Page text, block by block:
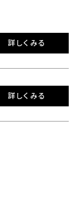
詳しくみる
詳しくみる